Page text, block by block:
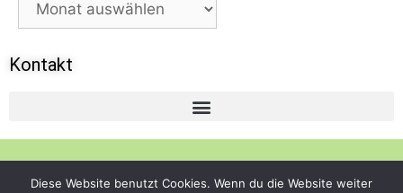
Kontakt
Diese Website benutzt Cookies. Wenn du die Website weiter